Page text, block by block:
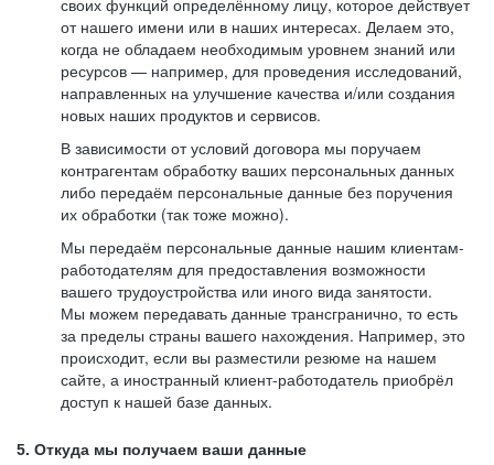
своих функций определённому лицу, которое действует
от нашего имени или в наших интересах. Делаем это,
когда не обладаем необходимым уровнем знаний или
ресурсов — например, для проведения исследований,
направленных на улучшение качества и/или создания
новых наших продуктов и сервисов.
В зависимости от условий договора мы поручаем
контрагентам обработку ваших персональных данных
либо передаём персональные данные без поручения
их обработки (так тоже можно).
Мы передаём персональные данные нашим клиентам-
работодателям для предоставления возможности
вашего трудоустройства или иного вида занятости.
Мы можем передавать данные трансгранично, то есть
за пределы страны вашего нахождения. Например, это
происходит, если вы разместили резюме на нашем
сайте, а иностранный клиент-работодатель приобрёл
доступ к нашей базе данных.
5. Откуда мы получаем ваши данные